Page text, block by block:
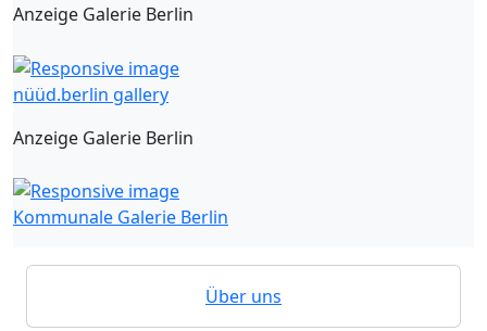
Anzeige Galerie Berlin
nüüd.berlin gallery
Anzeige Galerie Berlin
Kommunale Galerie Berlin
Über uns